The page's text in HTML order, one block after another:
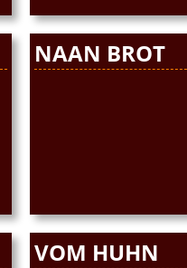
NAAN BROT
VOM HUHN